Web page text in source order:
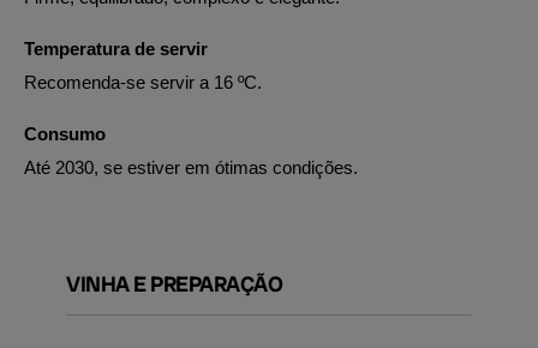
Temperatura de servir
Recomenda-se servir a 16 ºC.
Consumo
Até 2030, se estiver em ótimas condições.
VINHA E PREPARAÇÃO